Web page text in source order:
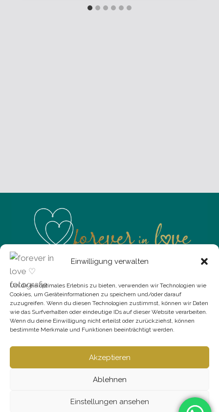
Einwilligung verwalten
Um dir ein optimales Erlebnis zu bieten, verwenden wir Technologien wie
Cookies, um Geräteinformationen zu speichern und/oder darauf
zuzugreifen. Wenn du diesen Technologien zustimmst, können wir Daten
wie das Surfverhalten oder eindeutige IDs auf dieser Website verarbeiten.
Wenn du deine Einwilligung nicht erteilst oder zurückziehst, können
bestimmte Merkmale und Funktionen beeinträchtigt werden.
Akzeptieren
Ablehnen
Einstellungen ansehen
Sibylle Haubold
Adelsbergstraße 228a
09127 Chemnitz
Termine nach Vereinbarung
© 2021 - 2026 I Sibylle Haubold IFAQ